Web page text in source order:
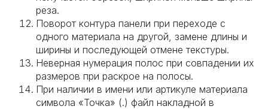
реза.
Поворот контура панели при переходе с
одного материала на другой, замене длины и
ширины и последующей отмене текстуры.
Неверная нумерация полос при совпадении их
размеров при раскрое на полосы.
При наличии в имени или артикуле материала
символа «Точка» (.) файл накладной в